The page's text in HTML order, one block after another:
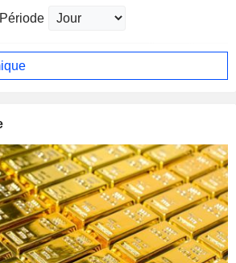
Période